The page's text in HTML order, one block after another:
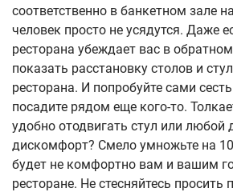
соответственно в банкетном зале
человек просто не усядутся. Даже
ресторана убеждает вас в
показать расстановку столов и
ресторана. И попробуйте сами
посадите рядом еще кого-то.
удобно отодвигать стул или любой
дискомфорт? Смело умножьте на
будет не комфортно вам и вашим
ресторане. Не стесняйтесь просить